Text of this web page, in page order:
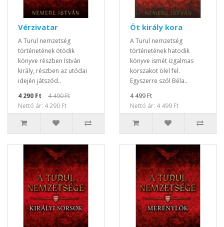
Vérzivatar
A Turul nemzetség
történetének ötödik
könyve részben István
király, részben az utódai
idején játszód..
4 290 Ft
4 490 Ft
Nettó ár: 4 290 Ft
Öt király kora
A Turul nemzetség
történetének hatodik
könyve ismét izgalmas
korszakot ölel fel.
Egyszerre szól Béla..
4 499 Ft
Nettó ár: 4 499 Ft